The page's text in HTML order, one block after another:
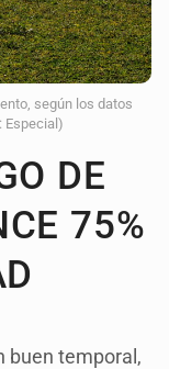
según los datos
Especial)
DE
75%
buen temporal,